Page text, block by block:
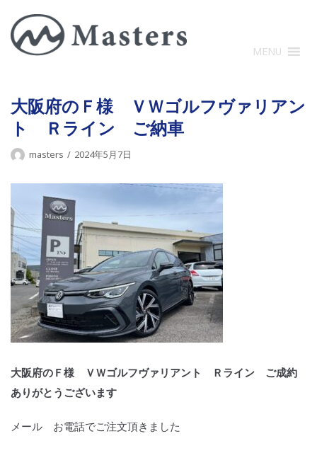
コ
ン
テ
に
ス
キ
ッ
MENU
大阪府のＦ様 ＶＷゴルフヴァリアン
ト Ｒライン ご納車
masters 2024年5月7日
大阪府のＦ様 ＶＷゴルフヴァリアント Ｒライン ご成約
ありがとうございます
メール お電話でご注文頂きました